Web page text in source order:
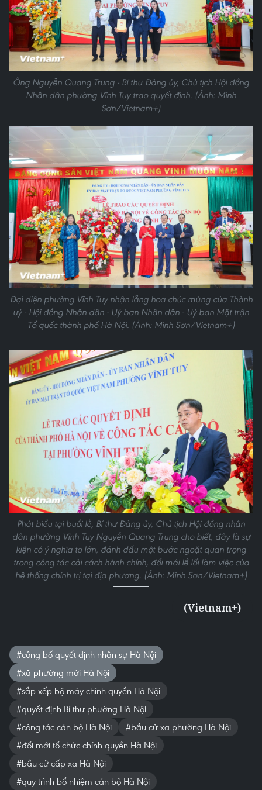
Ông Nguyễn Quang Trung - Bí thư Đảng ủy, Chủ tịch Hội đồng
Nhân dân phường Vĩnh Tuy trao quyết định. (Ảnh: Minh
Sơn/Vietnam+)
Đại diện phường Vĩnh Tuy nhận lẵng hoa chúc mừng của Thành
uỷ - Hội đồng Nhân dân - Uỷ ban Nhân dân - Uỷ ban Mặt trận
Tổ quốc thành phố Hà Nội. (Ảnh: Minh Sơn/Vietnam+)
Phát biểu tại buổi lễ, Bí thư Đảng ủy, Chủ tịch Hội đồng nhân
dân phường Vĩnh Tuy Nguyễn Quang Trung cho biết, đây là sự
kiện có ý nghĩa to lớn, đánh dấu một bước ngoặt quan trọng
trong công tác cải cách hành chính, đổi mới lề lối làm việc của
hệ thống chính trị tại địa phương. (Ảnh: Minh Sơn/Vietnam+)
(Vietnam+)
#công bố quyết định nhân sự Hà Nội
#xã phường mới Hà Nội
#sắp xếp bộ máy chính quyền Hà Nội
#quyết định Bí thư phường Hà Nội
#công tác cán bộ Hà Nội
#bầu cử xã phường Hà Nội
#đổi mới tổ chức chính quyền Hà Nội
#bầu cử cấp xã Hà Nội
#quy trình bổ nhiệm cán bộ Hà Nội